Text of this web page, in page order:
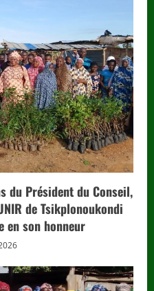
du Président du Conseil,
de Tsikplonoukondi
en son honneur